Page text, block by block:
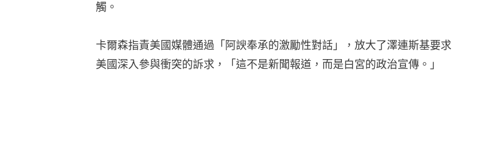
觸。
卡爾森指責美國媒體通過「阿諛奉承的激勵性對話」，放大了澤連斯基要求
美國深入參與衝突的訴求，「這不是新聞報道，而是白宮的政治宣傳。」